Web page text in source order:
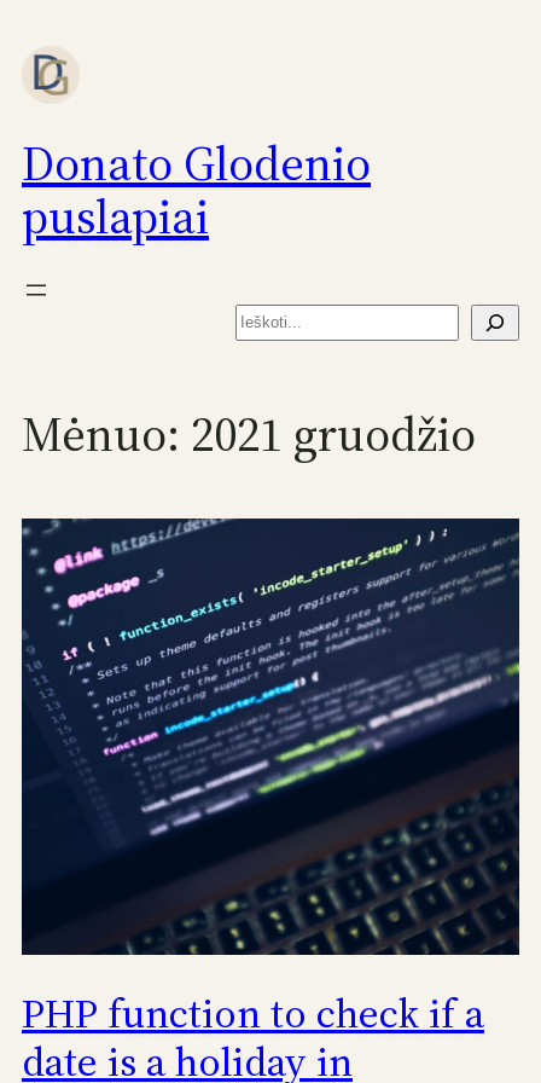
prie
turinio
Donato Glodenio
puslapiai
Paieška
Mėnuo: 2021 gruodžio
PHP function to check if a
date is a holiday in